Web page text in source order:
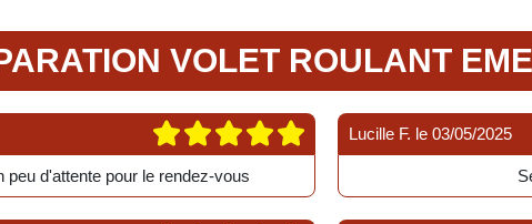
VOLET ROULANT
peu d'attente pour le rendez-vous
Lucille F. le 03/05/2025